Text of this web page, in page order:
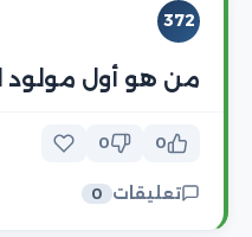
372
من هو أول مولود
0
0
تعليقات 0